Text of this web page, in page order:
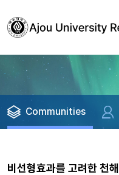
Communities
비선형효과를 고려한 천